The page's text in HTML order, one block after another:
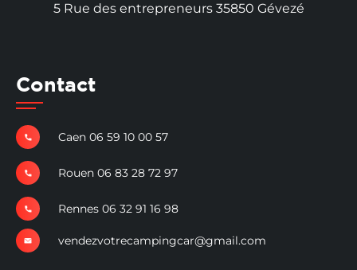
5 Rue des entrepreneurs 35850 Gévezé
Contact
Caen 06 59 10 00 57
Rouen 06 83 28 72 97
Rennes 06 32 91 16 98
vendezvotrecampingcar@gmail.com